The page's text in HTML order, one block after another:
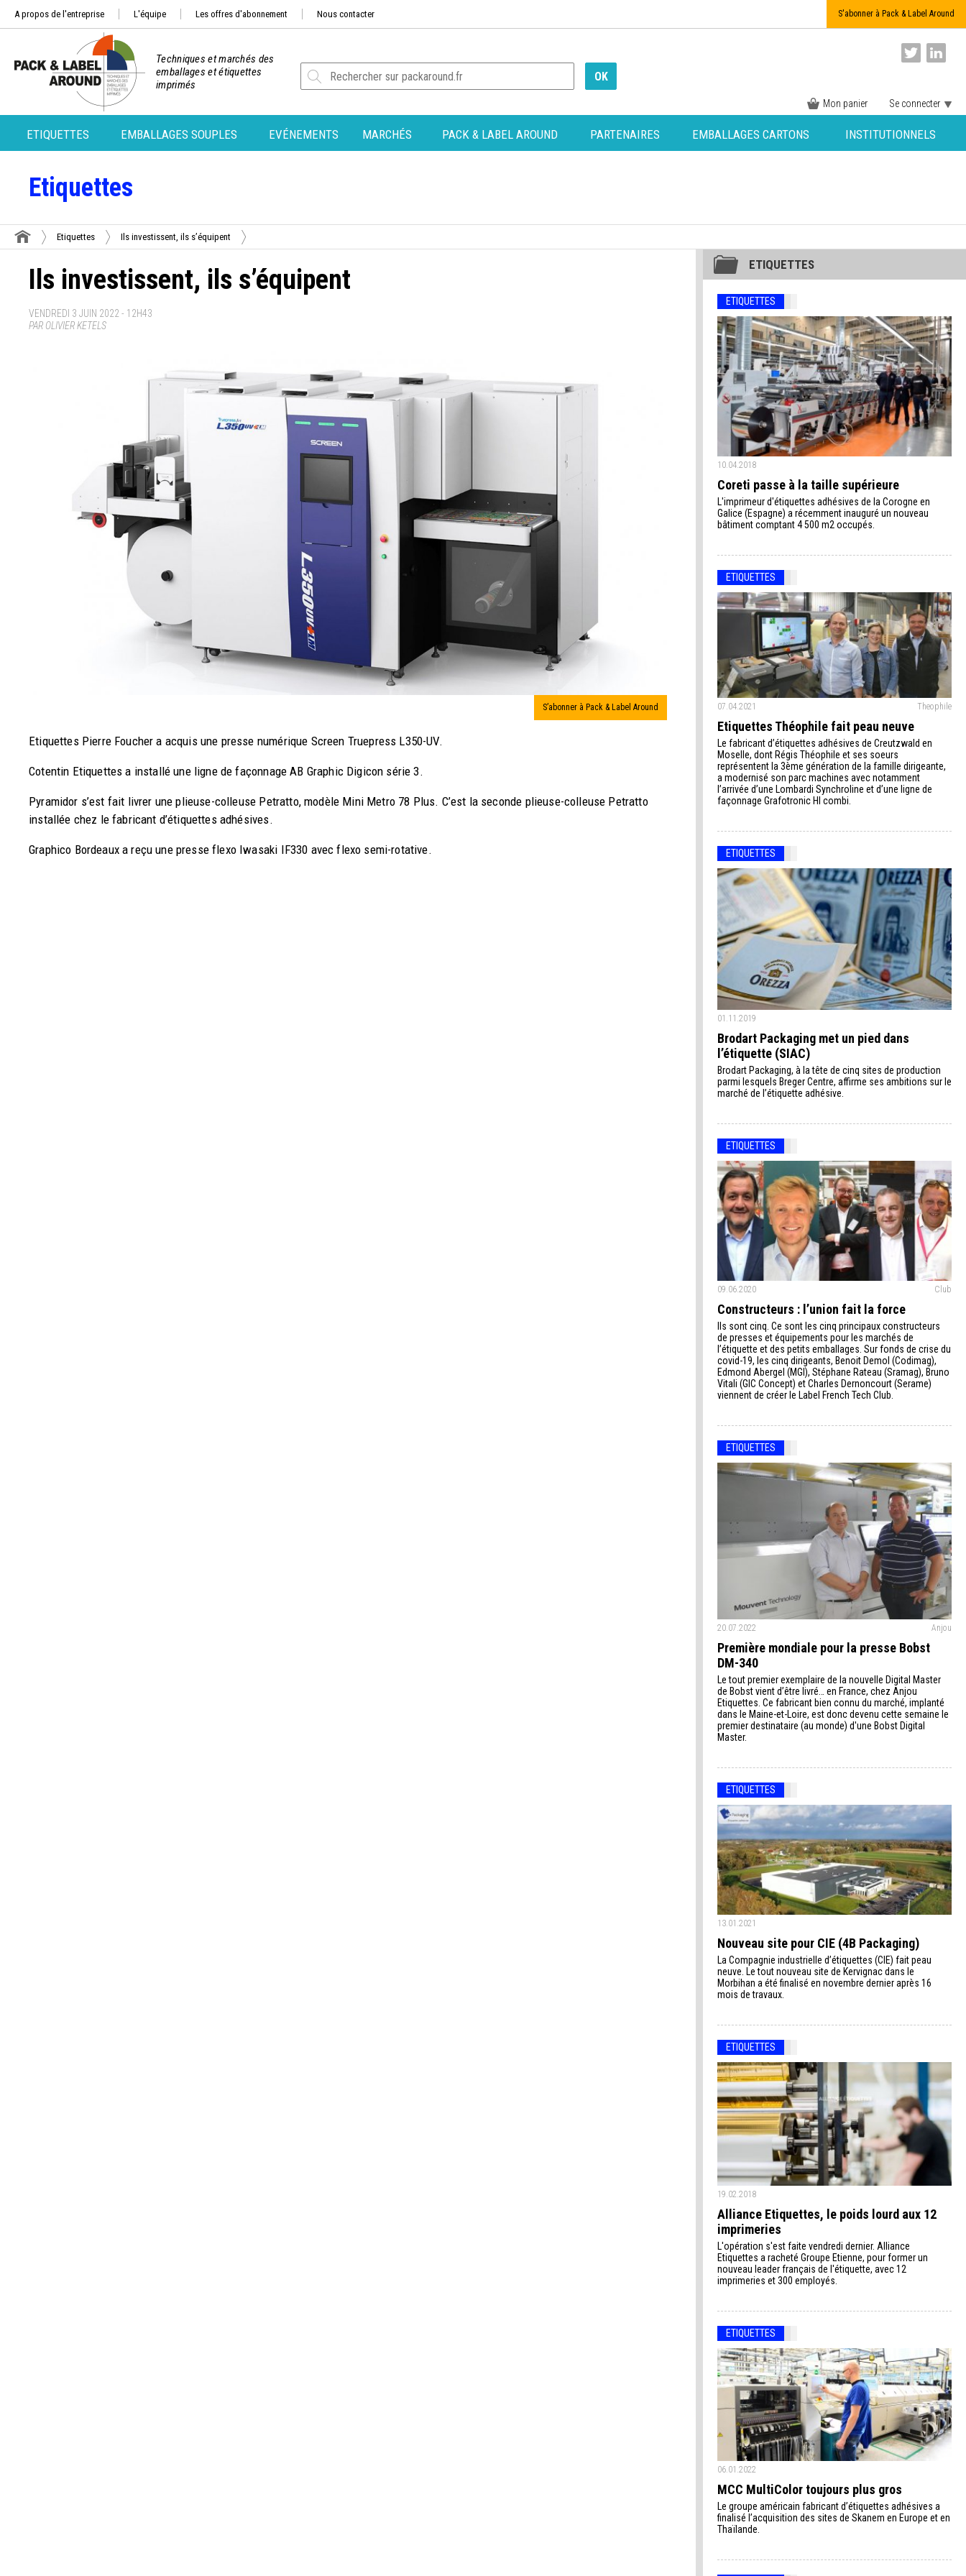
A propos de l'entreprise L'équipe Les offres d'abonnement Nous contacter S'abonner à Pack & Label Around
Techniques et marchés des
emballages et étiquettes
imprimés
Mon panier Se connecter
ETIQUETTES EMBALLAGES SOUPLES EVÉNEMENTS MARCHÉS PACK & LABEL AROUND PARTENAIRES EMBALLAGES CARTONS INSTITUTIONNELS
Etiquettes
Etiquettes Ils investissent, ils s’équipent
Ils investissent, ils s’équipent
VENDREDI 3 JUIN 2022 - 12H43
PAR OLIVIER KETELS
S’abonner à Pack & Label Around
Etiquettes Pierre Foucher a acquis une presse numérique Screen Truepress L350-UV.
Cotentin Etiquettes a installé une ligne de façonnage AB Graphic Digicon série 3.
Pyramidor s’est fait livrer une plieuse-colleuse Petratto, modèle Mini Metro 78 Plus. C’est la seconde plieuse-colleuse Petratto
installée chez le fabricant d’étiquettes adhésives.
Graphico Bordeaux a reçu une presse flexo Iwasaki IF330 avec flexo semi-rotative.
ETIQUETTES
ETIQUETTES
10.04.2018
Coreti passe à la taille supérieure
L'imprimeur d'étiquettes adhésives de la Corogne en
Galice (Espagne) a récemment inauguré un nouveau
bâtiment comptant 4 500 m2 occupés.
ETIQUETTES
07.04.2021 Theophile
Etiquettes Théophile fait peau neuve
Le fabricant d’étiquettes adhésives de Creutzwald en
Moselle, dont Régis Théophile et ses soeurs
représentent la 3ème génération de la famille dirigeante,
a modernisé son parc machines avec notamment
l’arrivée d’une Lombardi Synchroline et d’une ligne de
façonnage Grafotronic HI combi.
ETIQUETTES
01.11.2019
Brodart Packaging met un pied dans
l’étiquette (SIAC)
Brodart Packaging, à la tête de cinq sites de production
parmi lesquels Breger Centre, affirme ses ambitions sur le
marché de l’étiquette adhésive.
ETIQUETTES
09.06.2020 Club
Constructeurs : l’union fait la force
Ils sont cinq. Ce sont les cinq principaux constructeurs
de presses et équipements pour les marchés de
l’étiquette et des petits emballages. Sur fonds de crise du
covid-19, les cinq dirigeants, Benoit Demol (Codimag),
Edmond Abergel (MGI), Stéphane Rateau (Sramag), Bruno
Vitali (GIC Concept) et Charles Dernoncourt (Serame)
viennent de créer le Label French Tech Club.
ETIQUETTES
20.07.2022 Anjou
Première mondiale pour la presse Bobst
DM-340
Le tout premier exemplaire de la nouvelle Digital Master
de Bobst vient d’être livré… en France, chez Anjou
Etiquettes. Ce fabricant bien connu du marché, implanté
dans le Maine-et-Loire, est donc devenu cette semaine le
premier destinataire (au monde) d'une Bobst Digital
Master.
ETIQUETTES
13.01.2021
Nouveau site pour CIE (4B Packaging)
La Compagnie industrielle d’étiquettes (CIE) fait peau
neuve. Le tout nouveau site de Kervignac dans le
Morbihan a été finalisé en novembre dernier après 16
mois de travaux.
ETIQUETTES
19.02.2018
Alliance Etiquettes, le poids lourd aux 12
imprimeries
L'opération s'est faite vendredi dernier. Alliance
Etiquettes a racheté Groupe Etienne, pour former un
nouveau leader français de l'étiquette, avec 12
imprimeries et 300 employés.
ETIQUETTES
06.01.2022
MCC MultiColor toujours plus gros
Le groupe américain fabricant d’étiquettes adhésives a
finalisé l’acquisition des sites de Skanem en Europe et en
Thaïlande.